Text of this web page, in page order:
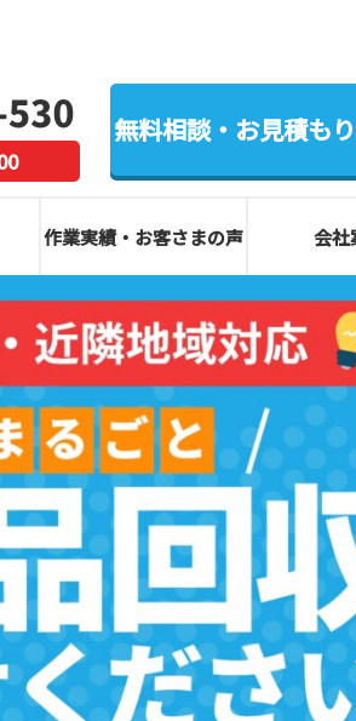
作業実績・お客さまの声 会社
無料相談・お見積も